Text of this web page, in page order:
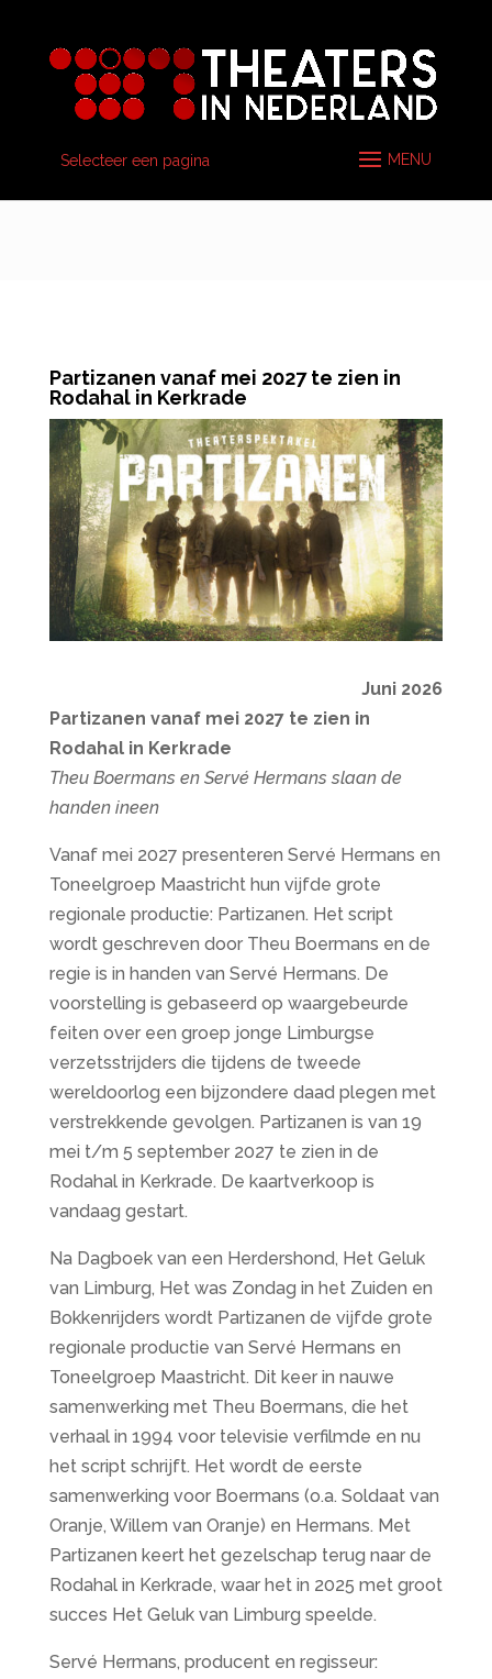
Selecteer een pagina
Partizanen vanaf mei 2027 te zien in
Rodahal in Kerkrade
Juni 2026
Partizanen vanaf mei 2027 te zien in
Rodahal in Kerkrade
Theu Boermans en Servé Hermans slaan de
handen ineen
Vanaf mei 2027 presenteren Servé Hermans en
Toneelgroep Maastricht hun vijfde grote
regionale productie: Partizanen. Het script
wordt geschreven door Theu Boermans en de
regie is in handen van Servé Hermans. De
voorstelling is gebaseerd op waargebeurde
feiten over een groep jonge Limburgse
verzetsstrijders die tijdens de tweede
wereldoorlog een bijzondere daad plegen met
verstrekkende gevolgen. Partizanen is van 19
mei t/m 5 september 2027 te zien in de
Rodahal in Kerkrade. De kaartverkoop is
vandaag gestart.
Na Dagboek van een Herdershond, Het Geluk
van Limburg, Het was Zondag in het Zuiden en
Bokkenrijders wordt Partizanen de vijfde grote
regionale productie van Servé Hermans en
Toneelgroep Maastricht. Dit keer in nauwe
samenwerking met Theu Boermans, die het
verhaal in 1994 voor televisie verfilmde en nu
het script schrijft. Het wordt de eerste
samenwerking voor Boermans (o.a. Soldaat van
Oranje, Willem van Oranje) en Hermans. Met
Partizanen keert het gezelschap terug naar de
Rodahal in Kerkrade, waar het in 2025 met groot
succes Het Geluk van Limburg speelde.
Servé Hermans, producent en regisseur: